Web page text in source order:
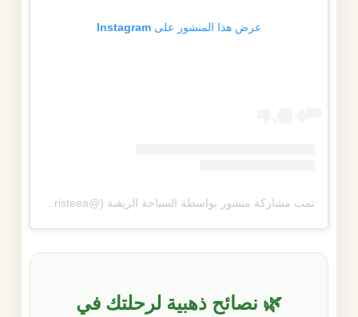
عرض هذا المنشور على Instagram
تمت مشاركة منشور بواسطة ‏‎السياحة الريفية‎‏ (@‏‎touristeea‎‏)
🌿 نصائح ذهبية لرحلتك في